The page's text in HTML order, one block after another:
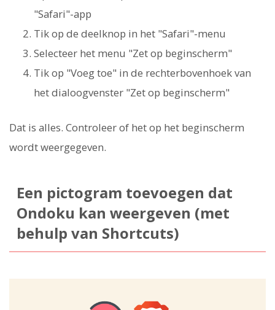
"Safari"-app
Tik op de deelknop in het "Safari"-menu
Selecteer het menu "Zet op beginscherm"
Tik op "Voeg toe" in de rechterbovenhoek van
het dialoogvenster "Zet op beginscherm"
Dat is alles. Controleer of het op het beginscherm
wordt weergegeven.
Een pictogram toevoegen dat
Ondoku kan weergeven (met
behulp van Shortcuts)